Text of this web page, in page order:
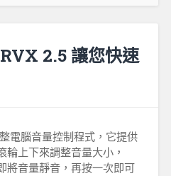
2.5 讓您快速
電腦音量控制程式，它提供
輪上下來調整音量大小，
將音量靜音，再按一次即可